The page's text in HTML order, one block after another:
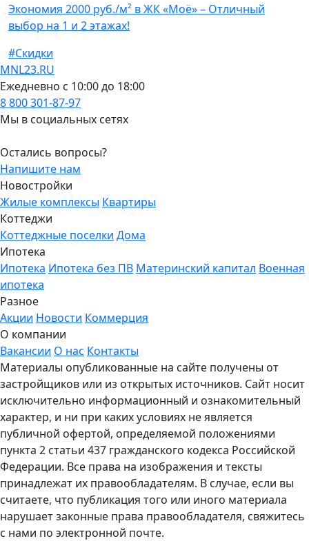
Экономия 2000 руб./м² в ЖК «Моё» – Отличный
выбор на 1 и 2 этажах!
#Скидки
MNL23.RU
Ежедневно с 10:00 до 18:00
8 800 301-87-97
Мы в социальных сетях
Остались вопросы?
Напишите нам
Новостройки
Жилые комплексы Квартиры
Коттеджи
Коттеджные поселки Дома
Ипотека
Ипотека Ипотека без ПВ Материнский капитал Военная
ипотека
Разное
Акции Новости Коммерция
О компании
Вакансии О нас Контакты
Материалы опубликованные на сайте получены от
застройщиков или из открытых источников. Сайт носит
исключительно информационный и ознакомительный
характер, и ни при каких условиях не является
публичной офертой, определяемой положениями
пункта 2 статьи 437 гражданского кодекса Российской
Федерации. Все права на изображения и тексты
принадлежат их правообладателям. В случае, если вы
считаете, что публикация того или иного материала
нарушает законные права правообладателя, свяжитесь
с нами по электронной почте.